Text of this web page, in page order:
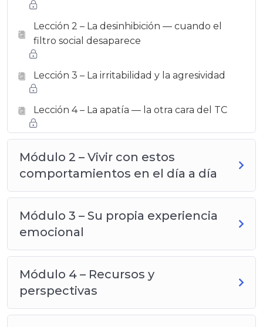
Lección 2 – La desinhibición — cuando el
filtro social desaparece
Lección 3 – La irritabilidad y la agresividad
Lección 4 – La apatía — la otra cara del TC
Módulo 2 – Vivir con estos
comportamientos en el día a día
Módulo 3 – Su propia experiencia
emocional
Módulo 4 – Recursos y
perspectivas